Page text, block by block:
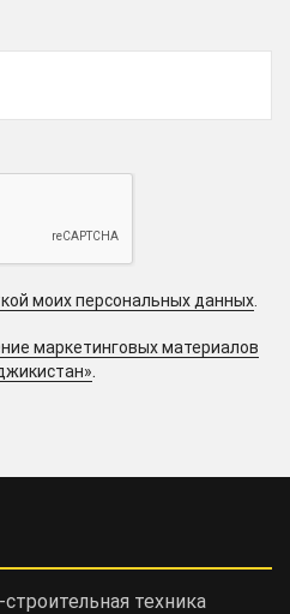
моих персональных данных
маркетинговых материалов
.
техника